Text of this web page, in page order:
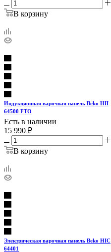
В корзину
Индукционная варочная панель Beko HII
64500 FTO
Есть в наличии
15 990 ₽
В корзину
Электрическая варочная панель Beko HIC
64401